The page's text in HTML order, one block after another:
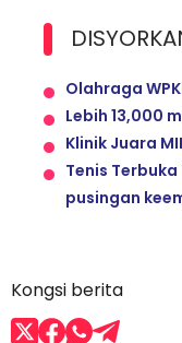
Olahraga
Lebih 13,000
Klinik Juara
Tenis
pusingan
Kongsi berita